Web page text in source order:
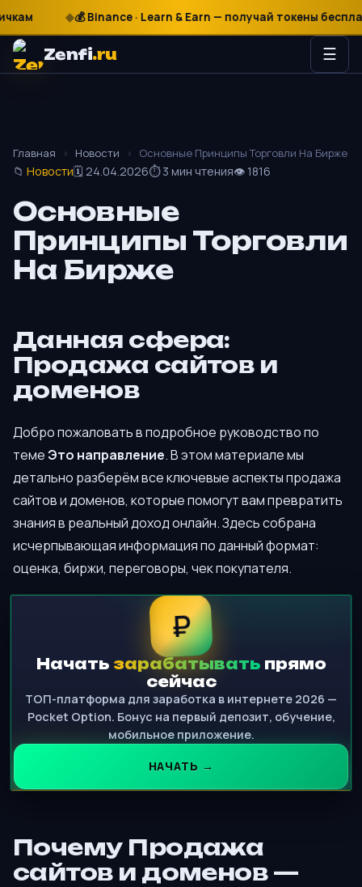
₽
$
€ 💰 Binance · Learn & Earn — получай токены бесплатно
Zenfi.ru ☰
Главная › Новости › Основные Принципы Торговли На Бирже
📁 Новости🗓 24.04.2026⏱ 3 мин чтения👁 1816
Основные
Принципы Торговли
На Бирже
Данная сфера:
Продажа сайтов и
доменов
Добро пожаловать в подробное руководство по
темеЭто направление. В этом материале мы
детально разберём все ключевые аспекты продажа
сайтов и доменов, которые помогут вам превратить
знания в реальный доход онлайн. Здесь собрана
исчерпывающая информация по данный формат:
оценка, биржи, переговоры, чек покупателя.
₽
Начать зарабатывать прямо
сейчас
ТОП-платформа для заработка в интернете 2026 —
Pocket Option. Бонус на первый депозит, обучение,
мобильное приложение.
НАЧАТЬ →
Почему Продажа
сайтов и доменов —